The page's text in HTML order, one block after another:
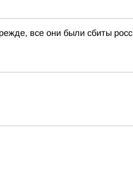
все они были сбиты